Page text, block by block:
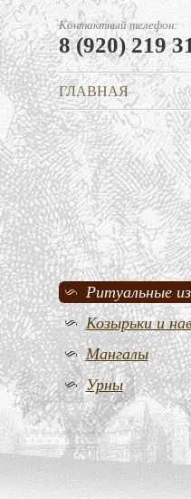
Контактный телефон:
8 (920) 219
ГЛАВНАЯ
Ритуальные
Козырьки и
Мангалы
Урны